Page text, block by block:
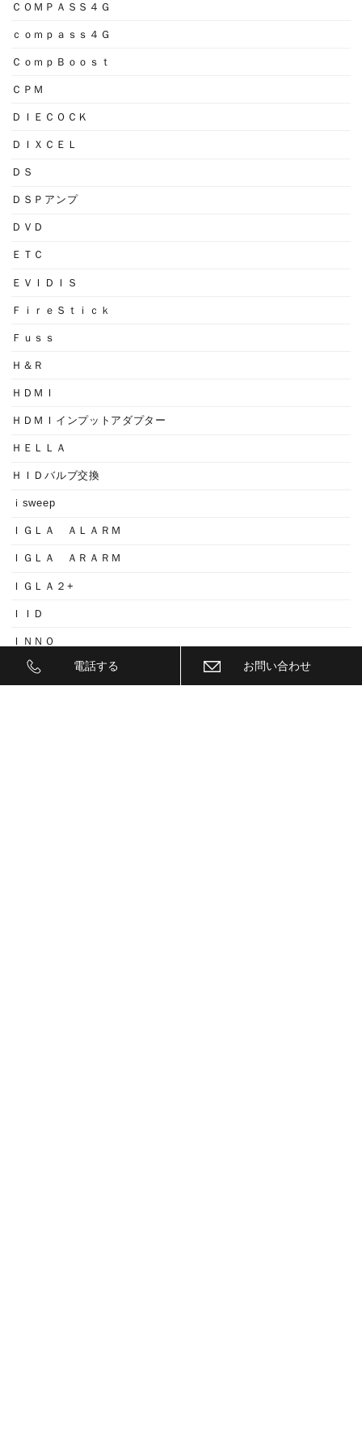
ＣＯＭＰＡＳＳ４Ｇ
ｃｏｍｐａｓｓ４Ｇ
ＣｏｍｐＢｏｏｓｔ
ＣＰＭ
ＤＩＥＣＯＣＫ
ＤＩＸＣＥＬ
ＤＳ
ＤＳＰアンプ
ＤＶＤ
ＥＴＣ
ＥＶＩＤＩＳ
ＦｉｒｅＳｔｉｃｋ
Ｆｕｓｓ
Ｈ＆Ｒ
ＨＤＭＩ
ＨＤＭＩインプットアダプター
ＨＥＬＬＡ
ＨＩＤバルブ交換
ｉsweep
ＩＧＬＡ ＡＬＡＲＭ
ＩＧＬＡ ＡＲＡＲＭ
ＩＧＬＡ２+
ＩＩＤ
ＩＮＮＯ
ｉｓｗｅｅｐ(IS1500)
電話する お問い合わせ